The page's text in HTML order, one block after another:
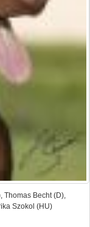
Thomas Becht (D),
Szokol (HU)